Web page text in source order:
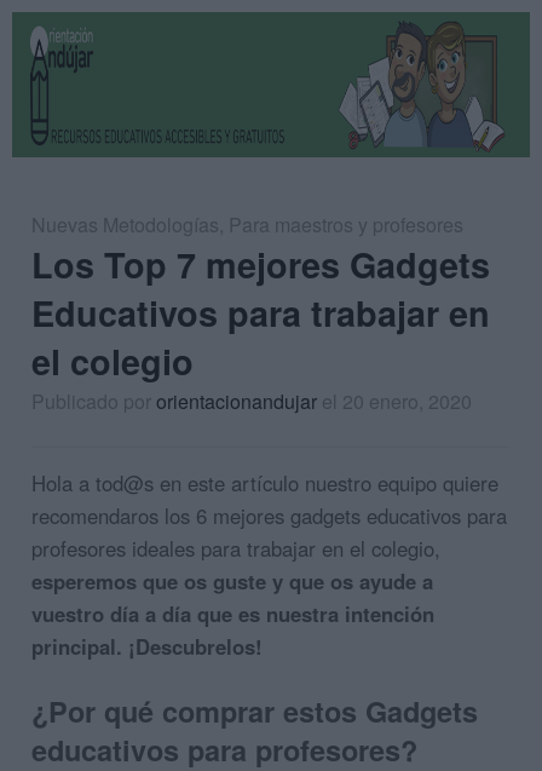
Nuevas Metodologías, Para maestros y profesores
Los Top 7 mejores Gadgets
Educativos para trabajar en
el colegio
Publicado pororientacionandujar el 20 enero, 2020
Hola a tod@s en este artículo nuestro equipo quiere
recomendaros los 6 mejores gadgets educativos para
profesores ideales para trabajar en el colegio,
esperemos que os guste y que os ayude a
vuestro día a día que es nuestra intención
principal. ¡Descubrelos!
¿Por qué comprar estos Gadgets
educativos para profesores?